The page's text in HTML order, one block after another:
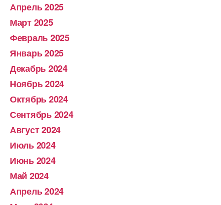
Апрель 2025
Март 2025
Февраль 2025
Январь 2025
Декабрь 2024
Ноябрь 2024
Октябрь 2024
Сентябрь 2024
Август 2024
Июль 2024
Июнь 2024
Май 2024
Апрель 2024